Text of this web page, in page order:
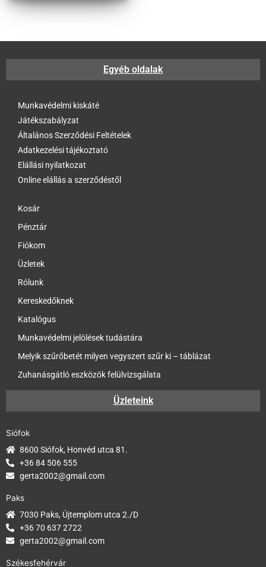
Méret szerinti szűrés
Egyéb oldalak
Munkavédelmi kiskáté
Játékszabályzat
Általános Szerződési Feltételek
Adatkezelési tájékoztató
Elállási nyilatkozat
Online elállás a szerződéstől
Kosár
Pénztár
Fiókom
Üzletek
Rólunk
Kereskedőknek
Katalógus
Munkavédelmi jelölések tudástára
Melyik szűrőbetét milyen vegyszert szűr ki – táblázat
Zuhanásgátló eszközök felülvizsgálata
Üzleteink
Siófok
8600 Siófok, Honvéd utca 81.
+36 84 506 555
gerta2002@gmail.com
Paks
7030 Paks, Újtemplom utca 2./D
+36 70 637 2722
gerta2002@gmail.com
Székesfehérvár